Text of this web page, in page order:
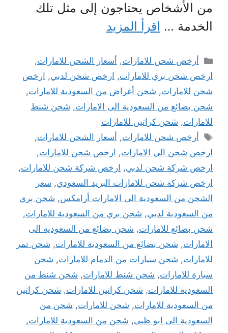
من الأشخاص يحتاجون إلى مثل تلك
الخدمة … اقرأ المزيد
التصنيفات
أرخص شحن للامارات, أسعار الشحن للامارات,
ارخص شحن بري للامارات, ارخص شحن لدبي, ارخص
شحن للامارات, شحن أغراض من السعودية للامارات,
شحن بضائع من السعودية الى الامارات, شحن شنط
للامارات, شحن كراتين للامارات
الوسوم
أرخص شحن للامارات, أسعار الشحن للامارات,
ارخص شحن الي الامارات, ارخص شحن للامارات,
ارخص شركة شحن لدبي, ارخص شركة شحن للامارات,
ارخص شركة شحن للامارات البريد السعودي, سعر
الشحن من السعودية الى الامارات أرامكس, شحن بري
من السعودية لدبي, شحن بري من السعودية للامارات,
شحن بضائع للامارات, شحن بضائع من السعودية الى
الامارات, شحن بضائع من السعودية للامارات, شحن تمر
للامارات, شحن سيارات من الدمام للامارات, شحن
سيارة للامارات, شحن شنط للامارات, شحن شنط من
السعودية للامارات, شحن كراتين للامارات, شحن كراتين
من السعودية للامارات, شحن للامارات, شحن من
السعودية الى ابو ظبى, شحن من السعودية للامارات,